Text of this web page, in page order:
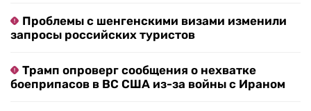
Проблемы с шенгенскими визами изменили
запросы российских туристов
Трамп опроверг сообщения о нехватке
боеприпасов в ВС США из-за войны с Ираном